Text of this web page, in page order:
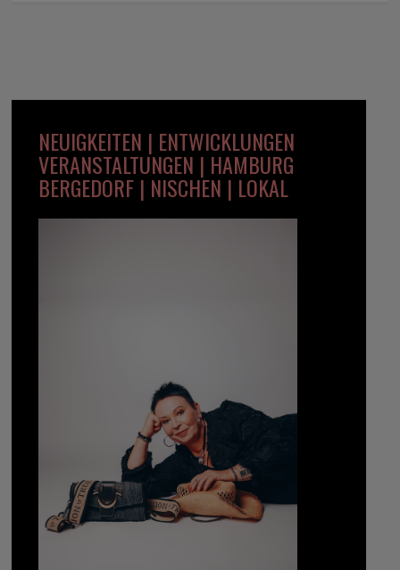
NEUIGKEITEN | ENTWICKLUNGEN
VERANSTALTUNGEN | HAMBURG
BERGEDORF | NISCHEN | LOKAL